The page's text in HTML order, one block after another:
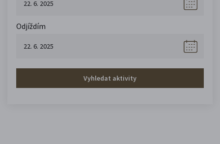
Odjíždím
Vyhledat aktivity